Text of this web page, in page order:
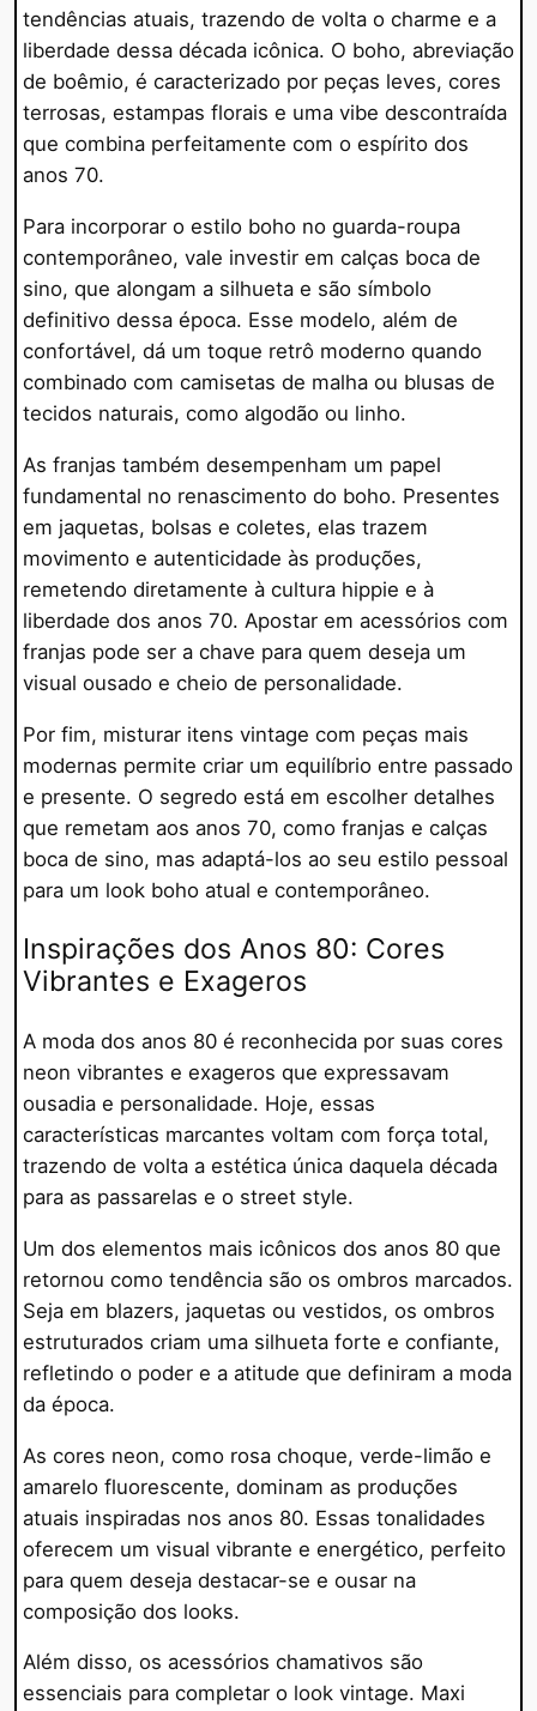
tendências atuais, trazendo de volta o charme e a
liberdade dessa década icônica. O boho, abreviação
de boêmio, é caracterizado por peças leves, cores
terrosas, estampas florais e uma vibe descontraída
que combina perfeitamente com o espírito dos
anos 70.
Para incorporar o estilo boho no guarda-roupa
contemporâneo, vale investir em calças boca de
sino, que alongam a silhueta e são símbolo
definitivo dessa época. Esse modelo, além de
confortável, dá um toque retrô moderno quando
combinado com camisetas de malha ou blusas de
tecidos naturais, como algodão ou linho.
As franjas também desempenham um papel
fundamental no renascimento do boho. Presentes
em jaquetas, bolsas e coletes, elas trazem
movimento e autenticidade às produções,
remetendo diretamente à cultura hippie e à
liberdade dos anos 70. Apostar em acessórios com
franjas pode ser a chave para quem deseja um
visual ousado e cheio de personalidade.
Por fim, misturar itens vintage com peças mais
modernas permite criar um equilíbrio entre passado
e presente. O segredo está em escolher detalhes
que remetam aos anos 70, como franjas e calças
boca de sino, mas adaptá-los ao seu estilo pessoal
para um look boho atual e contemporâneo.
Inspirações dos Anos 80: Cores
Vibrantes e Exageros
A moda dos anos 80 é reconhecida por suas cores
neon vibrantes e exageros que expressavam
ousadia e personalidade. Hoje, essas
características marcantes voltam com força total,
trazendo de volta a estética única daquela década
para as passarelas e o street style.
Um dos elementos mais icônicos dos anos 80 que
retornou como tendência são os ombros marcados.
Seja em blazers, jaquetas ou vestidos, os ombros
estruturados criam uma silhueta forte e confiante,
refletindo o poder e a atitude que definiram a moda
da época.
As cores neon, como rosa choque, verde-limão e
amarelo fluorescente, dominam as produções
atuais inspiradas nos anos 80. Essas tonalidades
oferecem um visual vibrante e energético, perfeito
para quem deseja destacar-se e ousar na
composição dos looks.
Além disso, os acessórios chamativos são
essenciais para completar o look vintage. Maxi